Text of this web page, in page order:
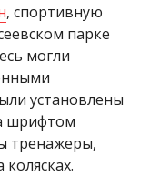
, спортивную
парке
могли
установлены
шрифтом
тренажеры,